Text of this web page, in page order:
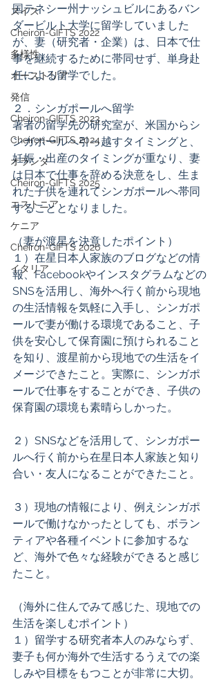
スイス
Cheiron-GIFTS 2022
多様性
オーストリア
発信
Cheiron-GIFTS 2023
Cheiron-GIFTS 2024
オランダ
Cheiron-GIFTS 2025
エストニア
ケニア
Cheiron-GIFTS 2026
イタリア
国テネシー州ナッシュビルにあるバン
ダービルト大学に留学していました
が、妻（研究者・企業）は、日本で仕
事を継続するために帯同せず、単身赴
任による留学でした。
２．シンガポールへ留学
著者の留学先の研究室が、米国からシ
ンガポールへ引っ越すタイミングと、
妊娠・出産のタイミングが重なり、妻
は日本で仕事を辞める決意をし、生ま
れた子供を連れてシンガポールへ帯同
することとなりました。
（妻が渡星を決意したポイント）
１）在星日本人家族のブログなどの情
報、Facebookやインスタグラムなどの
SNSを活用し、海外へ行く前から現地
の生活情報を気軽に入手し、シンガポ
ールで妻が働ける環境であること、子
供を安心して保育園に預けられること
を知り、渡星前から現地での生活をイ
メージできたこと。実際に、シンガポ
ールで仕事をすることができ、子供の
保育園の環境も素晴らしかった。
２）SNSなどを活用して、シンガポー
ルへ行く前から在星日本人家族と知り
合い・友人になることができたこと。
３）現地の情報により、例えシンガポ
ールで働けなかったとしても、ボラン
ティアや各種イベントに参加するな
ど、海外で色々な経験ができると感じ
たこと。
（海外に住んでみて感じた、現地での
生活を楽しむポイント）
１）留学する研究者本人のみならず、
妻子も何か海外で生活するうえでの楽
しみや目標をもつことが非常に大切。